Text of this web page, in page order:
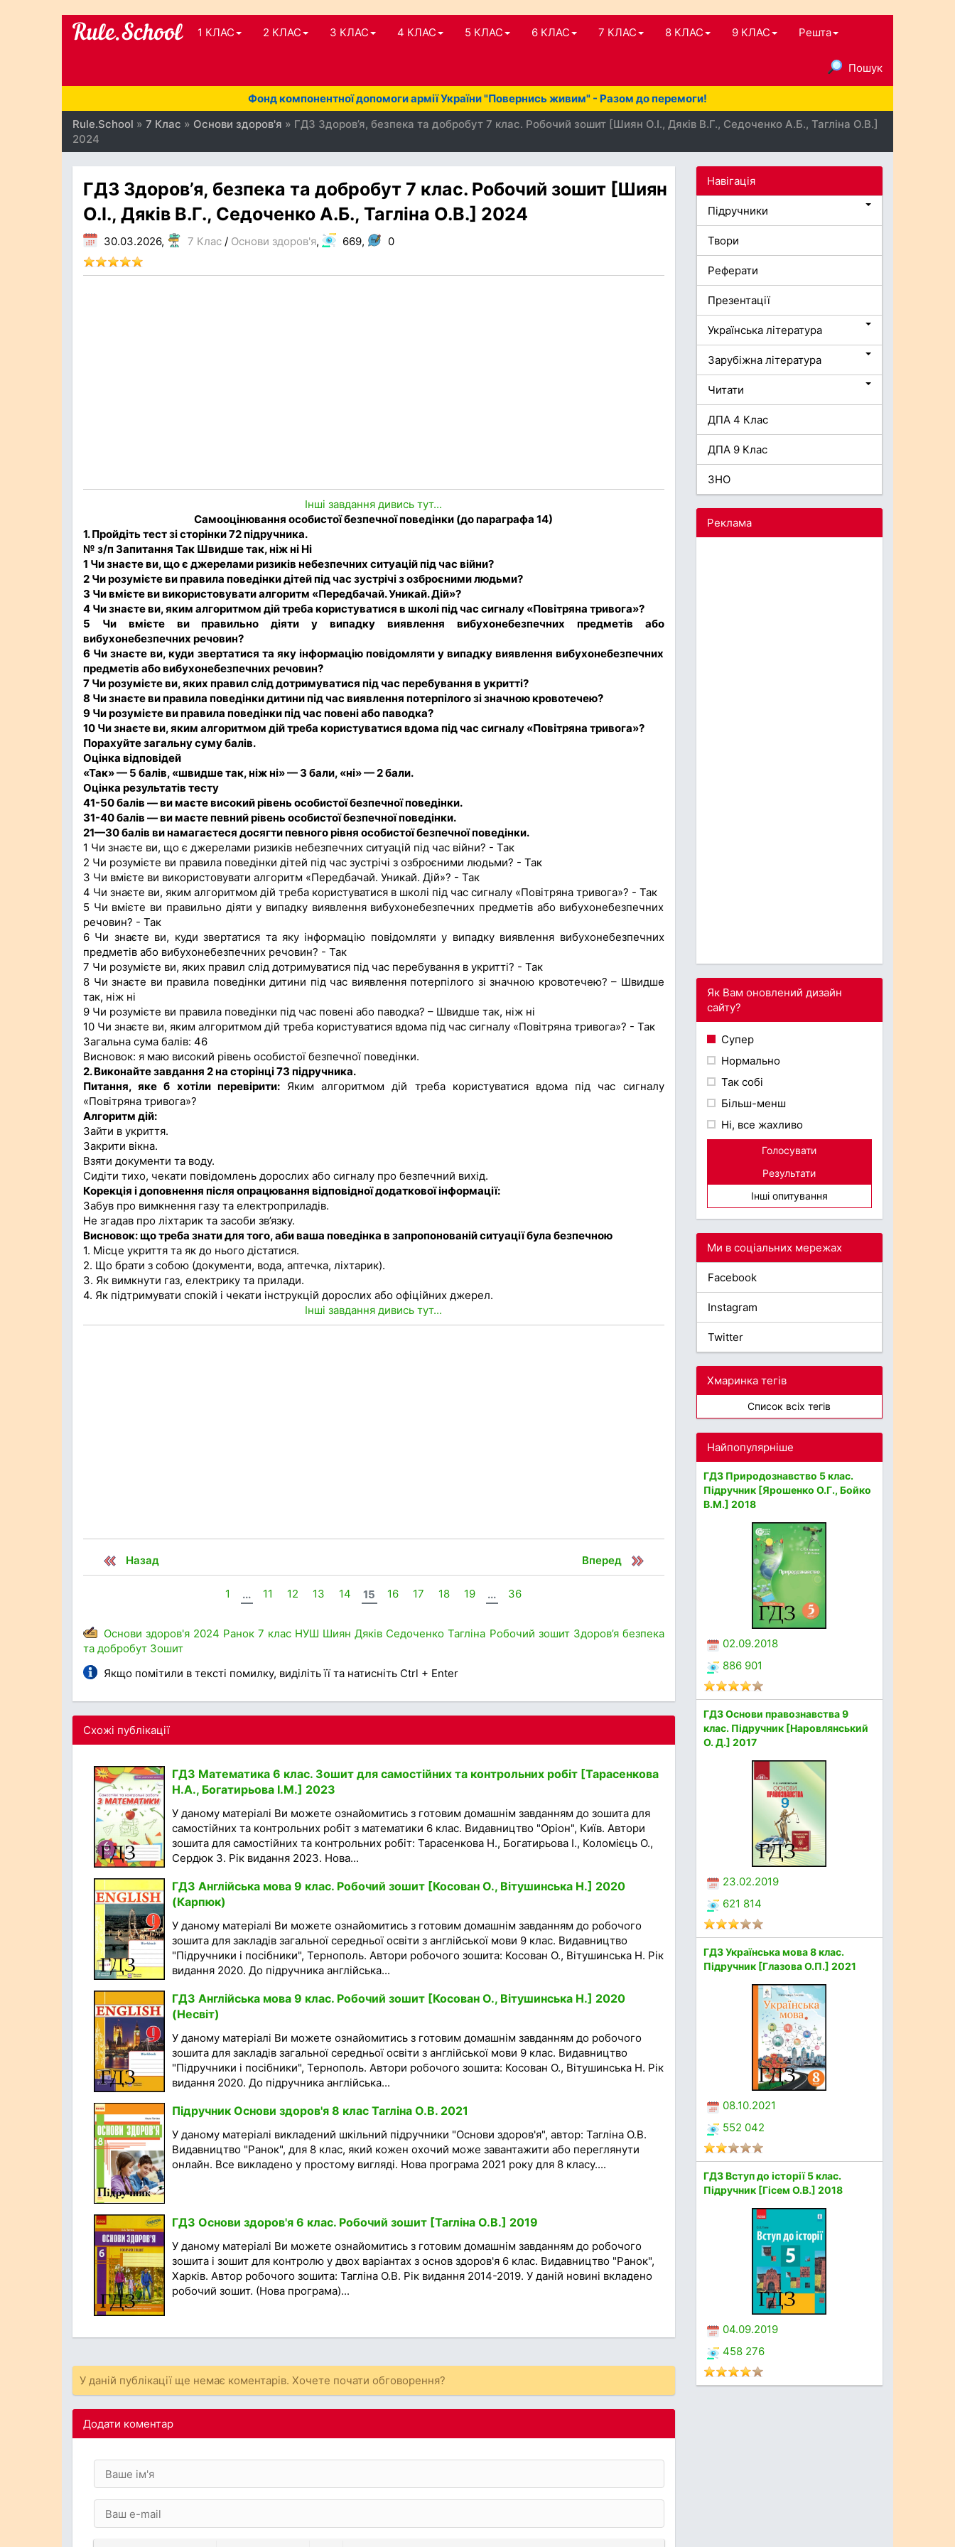
1 КЛАС 2 КЛАС 3 КЛАС 4 КЛАС 5 КЛАС 6 КЛАС 7 КЛАС 8 КЛАС 9 КЛАС Решта
Пошук
Фонд компонентної допомоги армії України "Повернись живим" - Разом до перемоги!
Rule.School » 7 Клас » Основи здоров'я » ГДЗ Здоров’я, безпека та добробут 7 клас. Робочий зошит [Шиян О.І., Дяків В.Г., Седоченко А.Б., Тагліна О.В.]
2024
ГДЗ Здоров’я, безпека та добробут 7 клас. Робочий зошит [Шиян
О.І., Дяків В.Г., Седоченко А.Б., Тагліна О.В.] 2024
30.03.2026, 7 Клас / Основи здоров'я, 669, 0
Інші завдання дивись тут...
Самооцінювання особистої безпечної поведінки (до параграфа 14)
1. Пройдіть тест зі сторінки 72 підручника.
№ з/п Запитання Так Швидше так, ніж ні Ні
1 Чи знаєте ви, що є джерелами ризиків небезпечних ситуацій під час війни?
2 Чи розумієте ви правила поведінки дітей під час зустрічі з озброєними людьми?
3 Чи вмієте ви використовувати алгоритм «Передбачай. Уникай. Дій»?
4 Чи знаєте ви, яким алгоритмом дій треба користуватися в школі під час сигналу «Повітряна тривога»?
5 Чи вмієте ви правильно діяти у випадку виявлення вибухонебезпечних предметів або
вибухонебезпечних речовин?
6 Чи знаєте ви, куди звертатися та яку інформацію повідомляти у випадку виявлення вибухонебезпечних
предметів або вибухонебезпечних речовин?
7 Чи розумієте ви, яких правил слід дотримуватися під час перебування в укритті?
8 Чи знаєте ви правила поведінки дитини під час виявлення потерпілого зі значною кровотечею?
9 Чи розумієте ви правила поведінки під час повені або паводка?
10 Чи знаєте ви, яким алгоритмом дій треба користуватися вдома під час сигналу «Повітряна тривога»?
Порахуйте загальну суму балів.
Оцінка відповідей
«Так» — 5 балів, «швидше так, ніж ні» — 3 бали, «ні» — 2 бали.
Оцінка результатів тесту
41-50 балів — ви маєте високий рівень особистої безпечної поведінки.
31-40 балів — ви маєте певний рівень особистої безпечної поведінки.
21—30 балів ви намагаєтеся досягти певного рівня особистої безпечної поведінки.
1 Чи знаєте ви, що є джерелами ризиків небезпечних ситуацій під час війни? - Так
2 Чи розумієте ви правила поведінки дітей під час зустрічі з озброєними людьми? - Так
3 Чи вмієте ви використовувати алгоритм «Передбачай. Уникай. Дій»? - Так
4 Чи знаєте ви, яким алгоритмом дій треба користуватися в школі під час сигналу «Повітряна тривога»? - Так
5 Чи вмієте ви правильно діяти у випадку виявлення вибухонебезпечних предметів або вибухонебезпечних
речовин? - Так
6 Чи знаєте ви, куди звертатися та яку інформацію повідомляти у випадку виявлення вибухонебезпечних
предметів або вибухонебезпечних речовин? - Так
7 Чи розумієте ви, яких правил слід дотримуватися під час перебування в укритті? - Так
8 Чи знаєте ви правила поведінки дитини під час виявлення потерпілого зі значною кровотечею? – Швидше
так, ніж ні
9 Чи розумієте ви правила поведінки під час повені або паводка? – Швидше так, ніж ні
10 Чи знаєте ви, яким алгоритмом дій треба користуватися вдома під час сигналу «Повітряна тривога»? - Так
Загальна сума балів: 46
Висновок: я маю високий рівень особистої безпечної поведінки.
2. Виконайте завдання 2 на сторінці 73 підручника.
Питання, яке б хотіли перевірити:Яким алгоритмом дій треба користуватися вдома під час сигналу
«Повітряна тривога»?
Алгоритм дій:
Зайти в укриття.
Закрити вікна.
Взяти документи та воду.
Сидіти тихо, чекати повідомлень дорослих або сигналу про безпечний вихід.
Корекція і доповнення після опрацювання відповідної додаткової інформації:
Забув про вимкнення газу та електроприладів.
Не згадав про ліхтарик та засоби зв’язку.
Висновок: що треба знати для того, аби ваша поведінка в запропонованій ситуації була безпечною
1. Місце укриття та як до нього дістатися.
2. Що брати з собою (документи, вода, аптечка, ліхтарик).
3. Як вимкнути газ, електрику та прилади.
4. Як підтримувати спокій і чекати інструкцій дорослих або офіційних джерел.
Інші завдання дивись тут...
Назад Вперед
1 ... 11 12 13 14 15 16 17 18 19 ... 36
Основи здоров'я 2024 Ранок 7 клас НУШ Шиян Дяків Седоченко Тагліна Робочий зошит Здоров’я безпека
та добробут Зошит
Якщо помітили в тексті помилку, виділіть її та натисніть Ctrl + Enter
Схожі публікації
ГДЗ Математика 6 клас. Зошит для самостійних та контрольних робіт [Тарасенкова
Н.А., Богатирьова І.М.] 2023
У даному матеріалі Ви можете ознайомитись з готовим домашнім завданням до зошита для
самостійних та контрольних робіт з математики 6 клас. Видавництво "Оріон", Київ. Автори
зошита для самостійних та контрольних робіт: Тарасенкова Н., Богатирьова І., Коломієць О.,
Сердюк З. Рік видання 2023. Нова...
ГДЗ Англійська мова 9 клас. Робочий зошит [Косован О., Вітушинська Н.] 2020
(Карпюк)
У даному матеріалі Ви можете ознайомитись з готовим домашнім завданням до робочого
зошита для закладів загальної середньої освіти з англійської мови 9 клас. Видавництво
"Підручники і посібники", Тернополь. Автори робочого зошита: Косован О., Вітушинська Н. Рік
видання 2020. До підручника англійська...
ГДЗ Англійська мова 9 клас. Робочий зошит [Косован О., Вітушинська Н.] 2020
(Несвіт)
У даному матеріалі Ви можете ознайомитись з готовим домашнім завданням до робочого
зошита для закладів загальної середньої освіти з англійської мови 9 клас. Видавництво
"Підручники і посібники", Тернополь. Автори робочого зошита: Косован О., Вітушинська Н. Рік
видання 2020. До підручника англійська...
Підручник Основи здоров'я 8 клас Тагліна О.В. 2021
У даному матеріалі викладений шкільний підручники "Основи здоров'я", автор: Тагліна О.В.
Видавництво "Ранок", для 8 клас, який кожен охочий може завантажити або переглянути
онлайн. Все викладено у простому вигляді. Нова програма 2021 року для 8 класу....
ГДЗ Основи здоров'я 6 клас. Робочий зошит [Тагліна О.В.] 2019
У даному матеріалі Ви можете ознайомитись з готовим домашнім завданням до робочого
зошита і зошит для контролю у двох варіантах з основ здоров'я 6 клас. Видавництво "Ранок",
Харків. Автор робочого зошита: Тагліна О.В. Рік видання 2014-2019. У даній новині вкладено
робочий зошит. (Нова програма)...
У даній публікації ще немає коментарів. Хочете почати обговорення?
Додати коментар
Навігація
Підручники
Твори
Реферати
Презентації
Українська література
Зарубіжна література
Читати
ДПА 4 Клас
ДПА 9 Клас
ЗНО
Реклама
Як Вам оновлений дизайн
сайту?
Супер
Нормально
Так собі
Більш-менш
Ні, все жахливо
Голосувати
Результати
Інші опитування
Ми в соціальних мережах
Facebook
Instagram
Twitter
Хмаринка тегів
Список всіх тегів
Найпопулярніше
ГДЗ Природознавство 5 клас.
Підручник [Ярошенко О.Г., Бойко
В.М.] 2018
02.09.2018
886 901
ГДЗ Основи правознавства 9
клас. Підручник [Наровлянський
О. Д.] 2017
23.02.2019
621 814
ГДЗ Українська мова 8 клас.
Підручник [Глазова О.П.] 2021
08.10.2021
552 042
ГДЗ Вступ до історії 5 клас.
Підручник [Гісем О.В.] 2018
04.09.2019
458 276